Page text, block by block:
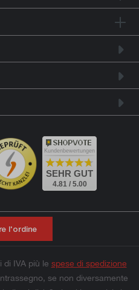
Kundenbewertungen
SEHR GUT
4.81 / 5.00
l'ordine
di IVA più le spese di spedizione
se non diversamente